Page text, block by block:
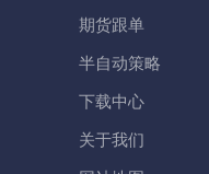
期货跟单
半自动策略
下载中心
关于我们